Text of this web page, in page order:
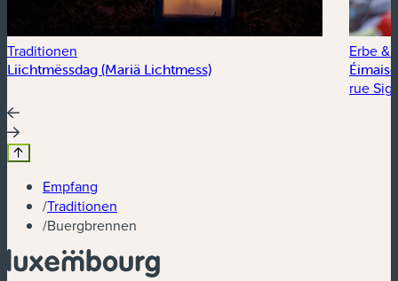
Traditionen
Liichtmëssdag (Mariä Lichtmess)
Erbe &
rue
Empfang
/Traditionen
/Buergbrennen